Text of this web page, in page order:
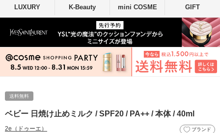
LUXURY K-Beauty mini COSME GIFT
送料無料
ベビー 日焼け止めミルク / SPF20 / PA++ / 本体 / 40ml
2e（ドゥーエ） ブランド